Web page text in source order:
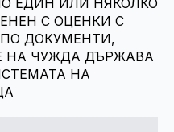
С ОЦЕНКИ С
ДОКУМЕНТИ,
НА ЧУЖДА ДЪРЖАВА
НА